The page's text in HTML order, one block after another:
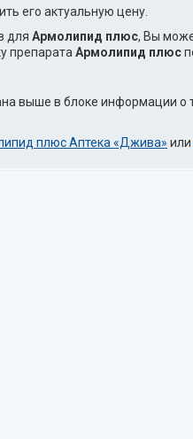
его актуальную цену.
для Армолипид плюс, Вы
препарата Армолипид плюс
выше в блоке информации о
плюс Аптека «Джива» или